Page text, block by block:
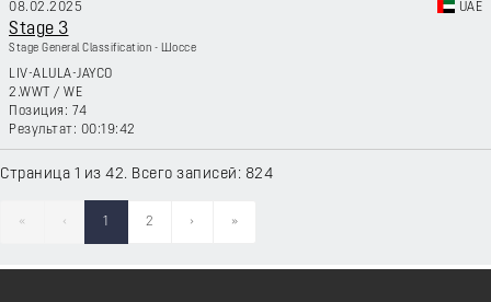
08.02.2025 UAE
Stage 3
Stage General Classification - Шоссе
LIV-ALULA-JAYCO
2.WWT / WE
74
00:19:42
Страница 1 из 42. Всего записей: 824
« ‹ 1 2 › »